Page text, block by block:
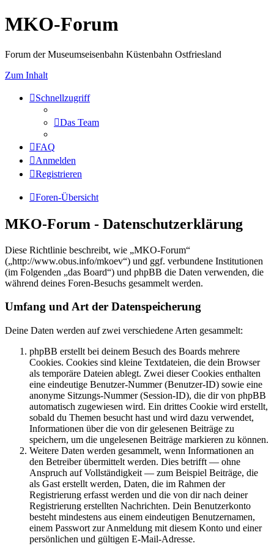
MKO-Forum
Forum der Museumseisenbahn Küstenbahn Ostfriesland
Zum Inhalt
Schnellzugriff
Das Team
FAQ
Anmelden
Registrieren
Foren-Übersicht
MKO-Forum - Datenschutzerklärung
Diese Richtlinie beschreibt, wie „MKO-Forum“
(„http://www.obus.info/mkoev“) und ggf. verbundene Institutionen
(im Folgenden „das Board“) und phpBB die Daten verwenden, die
während deines Foren-Besuchs gesammelt werden.
Umfang und Art der Datenspeicherung
Deine Daten werden auf zwei verschiedene Arten gesammelt:
phpBB erstellt bei deinem Besuch des Boards mehrere
Cookies. Cookies sind kleine Textdateien, die dein Browser
als temporäre Dateien ablegt. Zwei dieser Cookies enthalten
eine eindeutige Benutzer-Nummer (Benutzer-ID) sowie eine
anonyme Sitzungs-Nummer (Session-ID), die dir von phpBB
automatisch zugewiesen wird. Ein drittes Cookie wird erstellt,
sobald du Themen besucht hast und wird dazu verwendet,
Informationen über die von dir gelesenen Beiträge zu
speichern, um die ungelesenen Beiträge markieren zu können.
Weitere Daten werden gesammelt, wenn Informationen an
den Betreiber übermittelt werden. Dies betrifft — ohne
Anspruch auf Vollständigkeit — zum Beispiel Beiträge, die
als Gast erstellt werden, Daten, die im Rahmen der
Registrierung erfasst werden und die von dir nach deiner
Registrierung erstellten Nachrichten. Dein Benutzerkonto
besteht mindestens aus einem eindeutigen Benutzernamen,
einem Passwort zur Anmeldung mit diesem Konto und einer
persönlichen und gültigen E-Mail-Adresse.